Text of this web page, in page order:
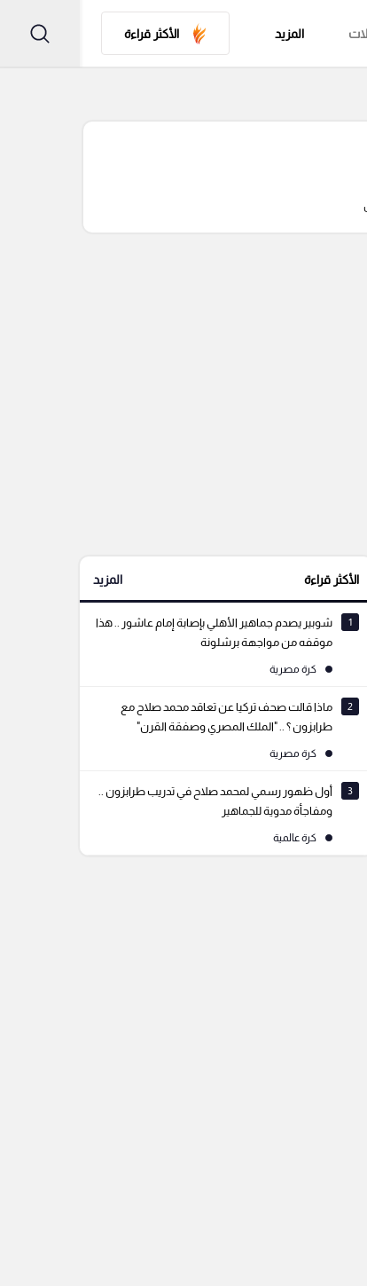
المزيد الأكثر قراءة
الأكثر قراءة المزيد
1
شوبير يصدم جماهير الأهلي بإصابة إمام عاشور .. هذا
موقفه من مواجهة برشلونة
كرة مصرية
2
ماذا قالت صحف تركيا عن تعاقد محمد صلاح مع
طرابزون ؟ .. "الملك المصري وصفقة القرن"
كرة مصرية
3
أول ظهور رسمي لمحمد صلاح في تدريب طرابزون ..
ومفاجأة مدوية للجماهير
كرة عالمية